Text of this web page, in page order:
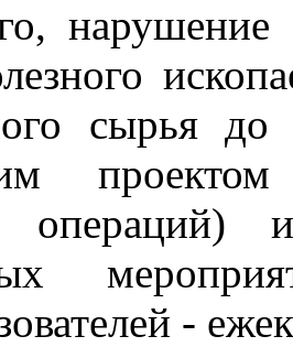
нарушение
сырья до
операций)
-